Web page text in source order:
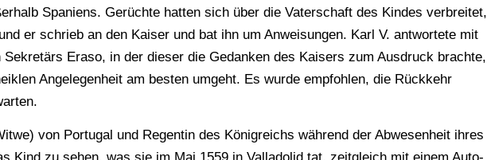
Spaniens. Gerüchte hatten sich über die Vaterschaft des Kindes verbreitet,
er schrieb an den Kaiser und bat ihn um Anweisungen. Karl V. antwortete mit
Eraso, in der dieser die Gedanken des Kaisers zum Ausdruck brachte,
Angelegenheit am besten umgeht. Es wurde empfohlen, die Rückkehr
von Portugal und Regentin des Königreichs während der Abwesenheit ihres